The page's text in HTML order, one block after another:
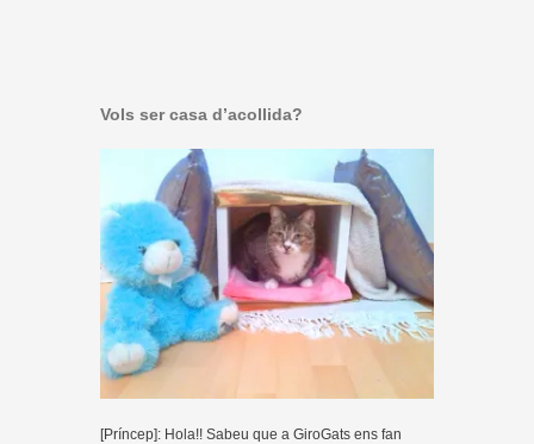
Vols ser casa d’acollida?
[Príncep]: Hola!! Sabeu que a GiroGats ens fan